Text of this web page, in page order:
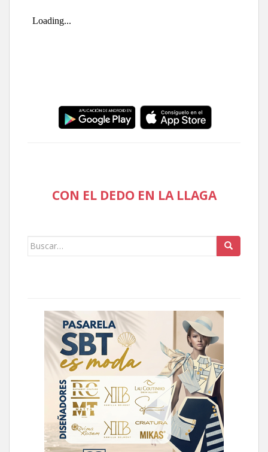
CON EL DEDO EN LA LLAGA
Buscar: